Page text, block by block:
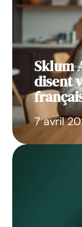
Sklum
disent
7 avril